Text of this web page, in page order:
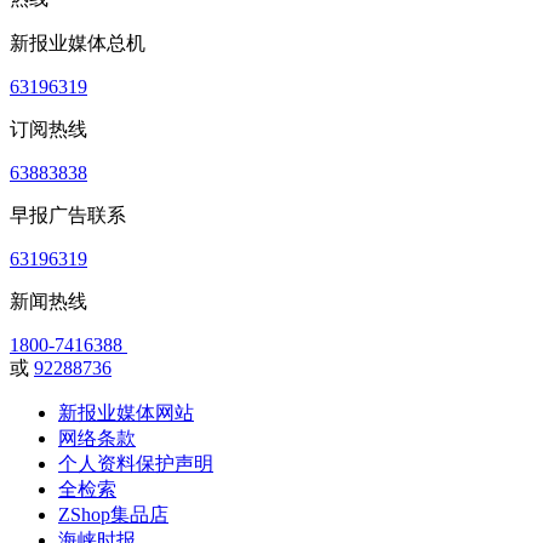
新报业媒体总机
63196319
订阅热线
63883838
早报广告联系
63196319
新闻热线
1800-7416388
或 92288736
新报业媒体网站
网络条款
个人资料保护声明
全检索
ZShop集品店